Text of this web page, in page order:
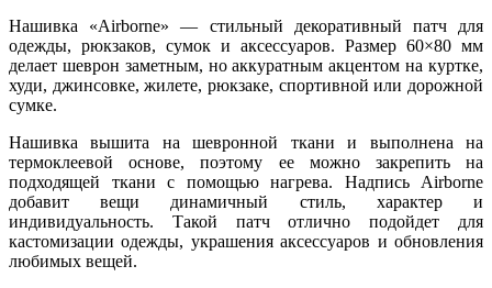
Нашивка «Airborne» — стильный декоративный патч для
одежды, рюкзаков, сумок и аксессуаров. Размер 60×80 мм
делает шеврон заметным, но аккуратным акцентом на куртке,
худи, джинсовке, жилете, рюкзаке, спортивной или дорожной
сумке.
Нашивка вышита на шевронной ткани и выполнена на
термоклеевой основе, поэтому ее можно закрепить на
подходящей ткани с помощью нагрева. Надпись Airborne
добавит вещи динамичный стиль, характер и
индивидуальность. Такой патч отлично подойдет для
кастомизации одежды, украшения аксессуаров и обновления
любимых вещей.